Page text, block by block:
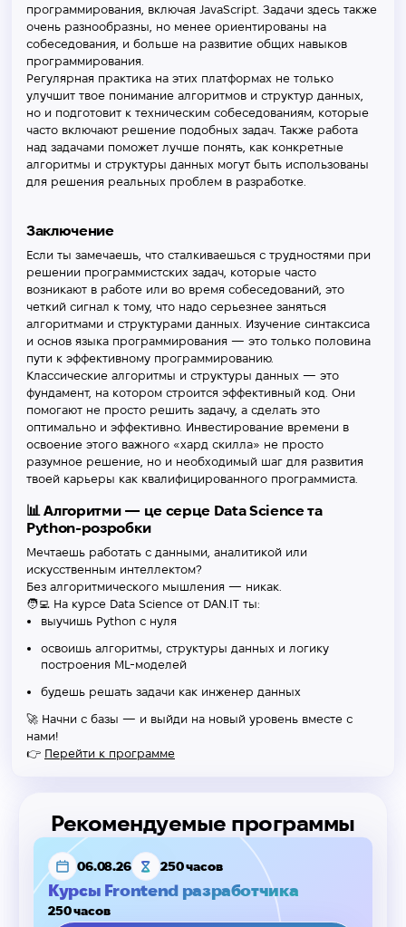
программирования, включая JavaScript. Задачи здесь также
очень разнообразны, но менее ориентированы на
собеседования, и больше на развитие общих навыков
программирования.
Регулярная практика на этих платформах не только
улучшит твое понимание алгоритмов и структур данных,
но и подготовит к техническим собеседованиям, которые
часто включают решение подобных задач. Также работа
над задачами поможет лучше понять, как конкретные
алгоритмы и структуры данных могут быть использованы
для решения реальных проблем в разработке.
Заключение
Если ты замечаешь, что сталкиваешься с трудностями при
решении программистских задач, которые часто
возникают в работе или во время собеседований, это
четкий сигнал к тому, что надо серьезнее заняться
алгоритмами и структурами данных. Изучение синтаксиса
и основ языка программирования — это только половина
пути к эффективному программированию.
Классические алгоритмы и структуры данных — это
фундамент, на котором строится эффективный код. Они
помогают не просто решить задачу, а сделать это
оптимально и эффективно. Инвестирование времени в
освоение этого важного «хард скилла» не просто
разумное решение, но и необходимый шаг для развития
твоей карьеры как квалифицированного программиста.
📊 Алгоритми — це серце Data Science та
Python-розробки
Мечтаешь работать с данными, аналитикой или
искусственным интеллектом?
Без алгоритмического мышления — никак.
🧑‍💻 На курсе Data Science от DAN.IT ты:
выучишь Python с нуля
освоишь алгоритмы, структуры данных и логику
построения ML-моделей
будешь решать задачи как инженер данных
🚀 Начни с базы — и выйди на новый уровень вместе с
нами!
👉 Перейти к программе
Рекомендуемые программы
06.08.26 250 часов
Курсы Frontend разработчика
250 часов